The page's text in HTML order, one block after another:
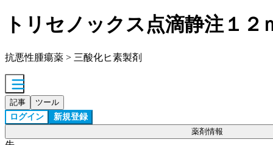
トリセノックス点滴静注１２
抗悪性腫瘍薬 > 三酸化ヒ素製剤
記事 ツール
ログイン 新規登録
薬剤情報